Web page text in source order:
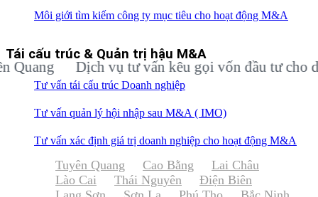
Môi giới tìm kiếm công ty mục tiêu cho hoạt động M&A
Tái cấu trúc & Quản trị hậu M&A
Tư vấn tái cấu trúc Doanh nghiệp
Tư vấn quản lý hội nhập sau M&A ( IMO)
Tư vấn xác định giá trị doanh nghiệp cho hoạt động M&A
Dịch vụ tư vấn kêu gọi vốn đầu tư cho doanh
Tuyên Quang Cao Bằng
Lai Châu
Lào Cai
Thái Nguyên
Điện Biên